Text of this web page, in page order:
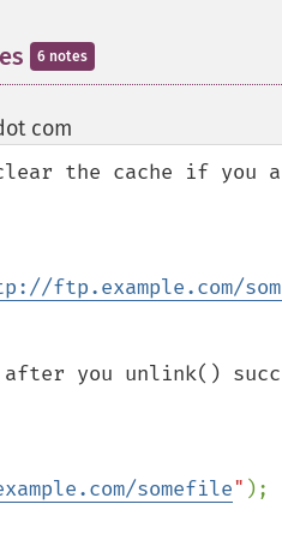
6 notes
com
the cache if you
ftp.example.com/
you unlink()
somefile"